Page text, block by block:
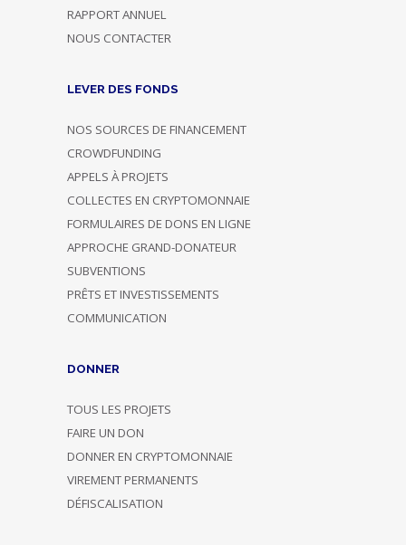
RAPPORT ANNUEL
NOUS CONTACTER
LEVER DES FONDS
NOS SOURCES DE FINANCEMENT
CROWDFUNDING
APPELS À PROJETS
COLLECTES EN CRYPTOMONNAIE
FORMULAIRES DE DONS EN LIGNE
APPROCHE GRAND-DONATEUR
SUBVENTIONS
PRÊTS ET INVESTISSEMENTS
COMMUNICATION
DONNER
TOUS LES PROJETS
FAIRE UN DON
DONNER EN CRYPTOMONNAIE
VIREMENT PERMANENTS
DÉFISCALISATION